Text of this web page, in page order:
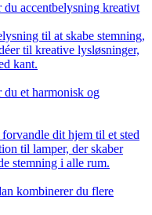
accentbelysning kreativt
til at skabe stemning,
til kreative lysløsninger,
kant.
et harmonisk og
dit hjem til et sted
til lamper, der skaber
stemning i alle rum.
kombinerer du flere